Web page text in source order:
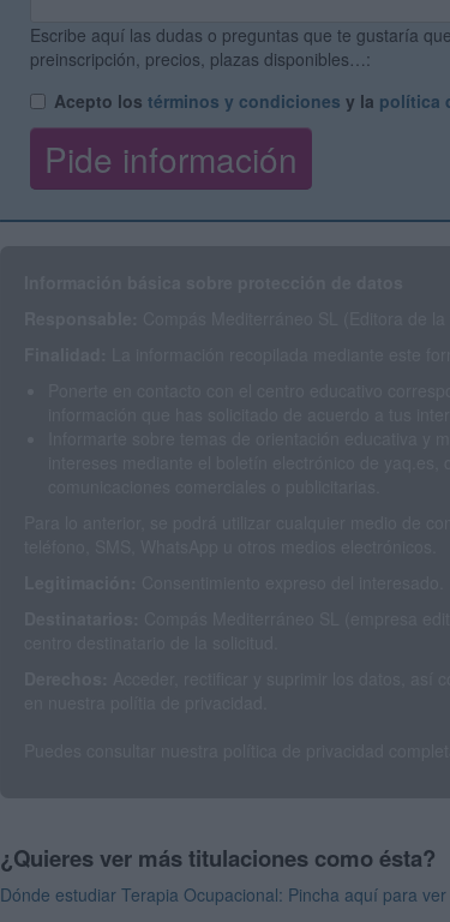
Escribe aquí las dudas o preguntas que te gustaría
preinscripción, precios, plazas disponibles…:
Acepto los términos y condiciones y la política
¿Quieres ver más titulaciones como ésta?
Dónde estudiar Terapia Ocupacional: Pincha aquí para